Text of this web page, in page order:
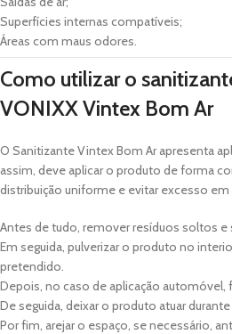
Superfícies internas compatíveis;
Áreas com maus odores.
Como utilizar o
VONIXX Vintex Bom Ar
O Sanitizante Vintex Bom Ar apresenta
assim, deve aplicar o produto de forma
distribuição uniforme e evitar excesso em
Antes de tudo, remover resíduos soltos e
Em seguida, pulverizar o produto no
pretendido.
Depois, no caso de aplicação automóvel,
De seguida, deixar o produto atuar
Por fim, arejar o espaço, se necessário,